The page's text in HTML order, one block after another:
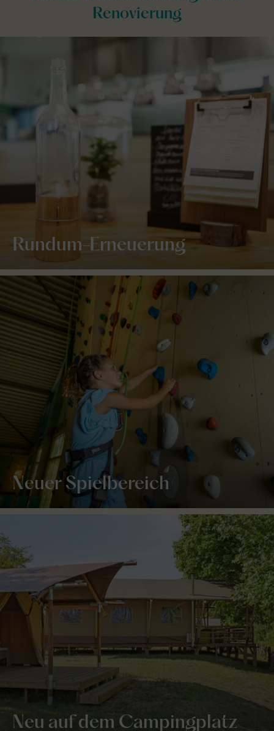
Renovierung
Rundum-Erneuerung
Neuer Spielbereich
Neu auf dem Campingplatz